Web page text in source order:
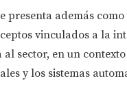
presenta además
vinculados a la
sector, en un
y los sistemas